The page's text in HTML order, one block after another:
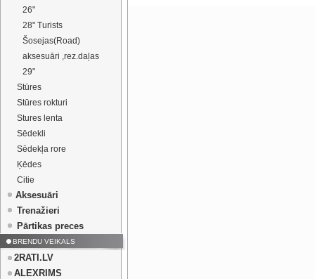
26"
28" Turists
Šosejas(Road)
aksesuāri ,rez.daļas
29"
Stūres
Stūres rokturi
Stures lenta
Sēdekli
Sēdekļa rore
Ķēdes
Citie
Aksesuāri
Trenažieri
Pārtikas preces
BRENDU VEIKALS
2RATI.LV
ALEXRIMS